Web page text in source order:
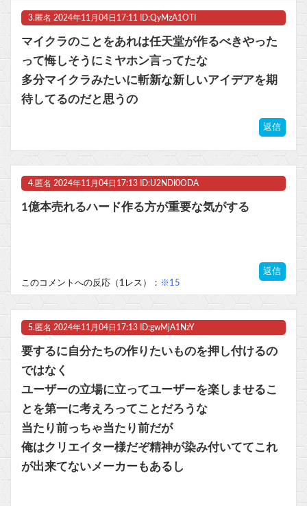
3. 匿名 2024年11月04日17:11 ID:QyMzA1OTI
マイクラのことをあれは任天堂が作るべきやった
って悔しそうにミヤホン言ってたな
多分マイクラみたいに斬新な新しいアイデアを期
待してるのだと思うの
返信
4. 匿名 2024年11月04日17:13 ID:U2NDI0ODA
1億本売れるハード作る方が重要な気がする
返信
このコメントへの反応（1レス）： ※15
5. 匿名 2024年11月04日17:13 ID:gwMjA1NzY
要するに自分たちの作りたいものを押し付けるの
ではなく
ユーザーの立場に立ってユーザーを楽しませるこ
とを第一に考えろってことだろうな
当たり前っちゃ当たり前だが
俺はクリエイター様だぞ精神が染み付いててこれ
が出来てないメーカーもあるし